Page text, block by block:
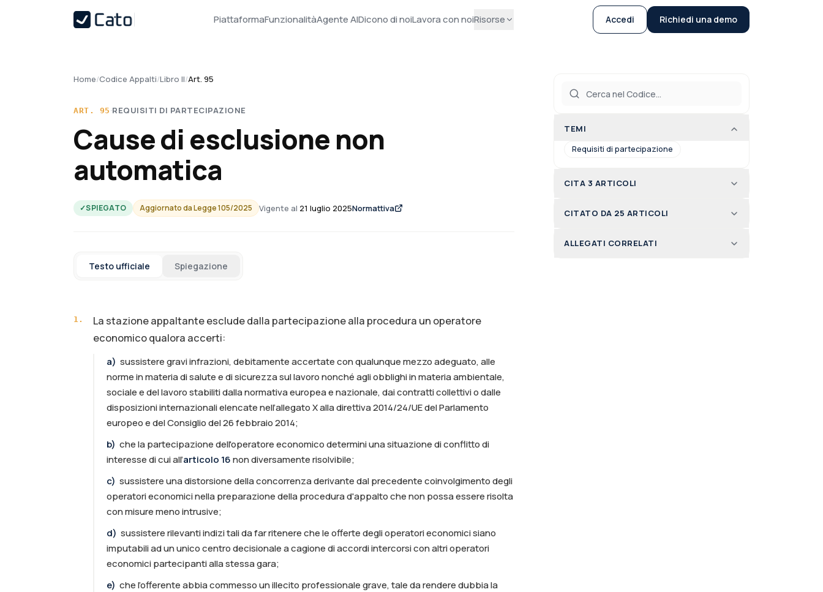
PiattaformaFunzionalitàAgente AIDicono di noiLavora con noiRisorse Accedi Richiedi una demo
Home/Codice Appalti/Libro II/Art. 95
ART. 95 ·REQUISITI DI PARTECIPAZIONE
Cause di esclusione non
automatica
✓SPIEGATO Aggiornato daLegge 105/2025 Vigente al 21 luglio 2025Normattiva
Testo ufficiale Spiegazione
1.
La stazione appaltante esclude dalla partecipazione alla procedura un operatore
economico qualora accerti:
a) sussistere gravi infrazioni, debitamente accertate con qualunque mezzo adeguato, alle
norme in materia di salute e di sicurezza sul lavoro nonché agli obblighi in materia ambientale,
sociale e del lavoro stabiliti dalla normativa europea e nazionale, dai contratti collettivi o dalle
disposizioni internazionali elencate nell’allegato X alla direttiva 2014/24/UE del Parlamento
europeo e del Consiglio del 26 febbraio 2014;
b) che la partecipazione dell'operatore economico determini una situazione di conflitto di
interesse di cui all’articolo 16non diversamente risolvibile;
c) sussistere una distorsione della concorrenza derivante dal precedente coinvolgimento degli
operatori economici nella preparazione della procedura d'appalto che non possa essere risolta
con misure meno intrusive;
d) sussistere rilevanti indizi tali da far ritenere che le offerte degli operatori economici siano
imputabili ad un unico centro decisionale a cagione di accordi intercorsi con altri operatori
economici partecipanti alla stessa gara;
e) che l’offerente abbia commesso un illecito professionale grave, tale da rendere dubbia la
TEMI
Requisiti di partecipazione
CITA 3 ARTICOLI
CITATO DA 25 ARTICOLI
ALLEGATI CORRELATI